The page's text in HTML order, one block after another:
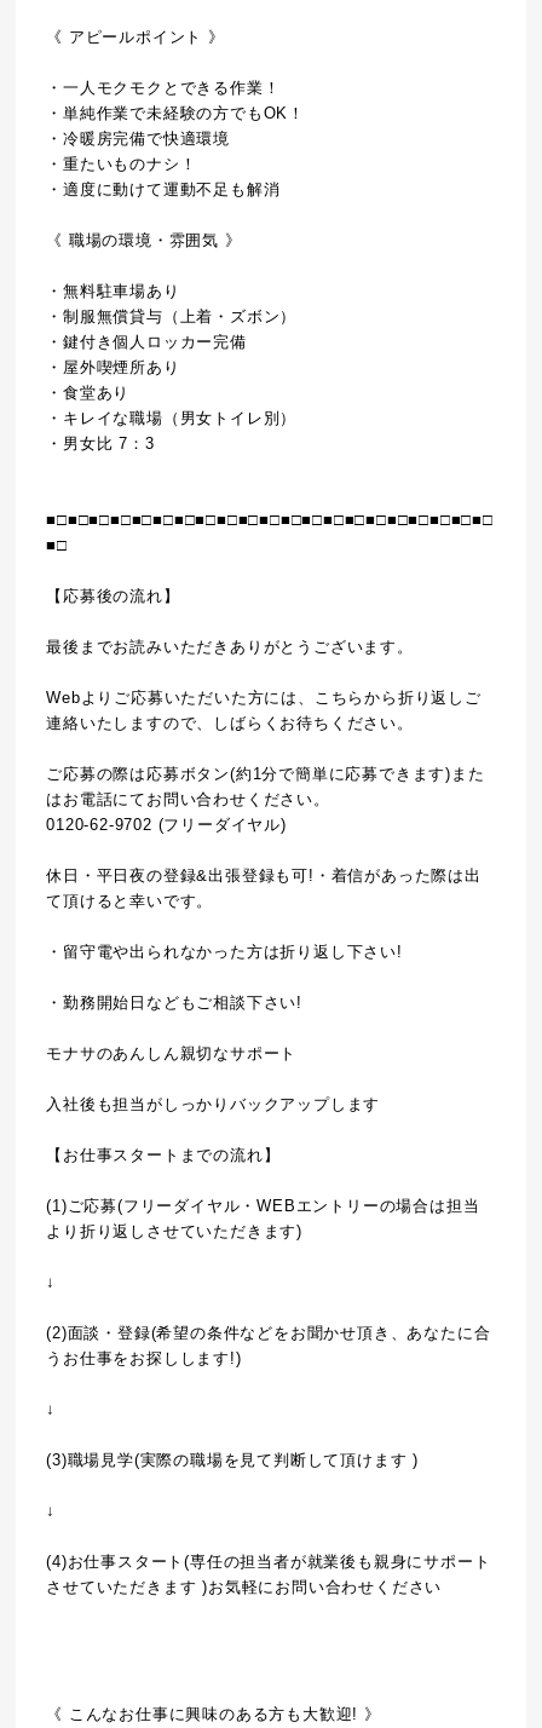
《 アピールポイント 》
・一人モクモクとできる作業！
・単純作業で未経験の方でもOK！
・冷暖房完備で快適環境
・重たいものナシ！
・適度に動けて運動不足も解消
《 職場の環境・雰囲気 》
・無料駐車場あり
・制服無償貸与（上着・ズボン）
・鍵付き個人ロッカー完備
・屋外喫煙所あり
・食堂あり
・キレイな職場（男女トイレ別）
・男女比 7：3
■□■□■□■□■□■□■□■□■□■□■□■□■□■□■□■□■□■□■□■□■□
■□
【応募後の流れ】
最後までお読みいただきありがとうございます。
Webよりご応募いただいた方には、こちらから折り返しご
連絡いたしますので、しばらくお待ちください。
ご応募の際は応募ボタン(約1分で簡単に応募できます)また
はお電話にてお問い合わせください。
0120-62-9702 (フリーダイヤル)
休日・平日夜の登録&出張登録も可!・着信があった際は出
て頂けると幸いです。
・留守電や出られなかった方は折り返し下さい!
・勤務開始日などもご相談下さい!
モナサのあんしん親切なサポート
入社後も担当がしっかりバックアップします
【お仕事スタートまでの流れ】
(1)ご応募(フリーダイヤル・WEBエントリーの場合は担当
より折り返しさせていただきます)
↓
(2)面談・登録(希望の条件などをお聞かせ頂き、あなたに合
うお仕事をお探しします!)
↓
(3)職場見学(実際の職場を見て判断して頂けます )
↓
(4)お仕事スタート(専任の担当者が就業後も親身にサポート
させていただきます )お気軽にお問い合わせください
《 こんなお仕事に興味のある方も大歓迎! 》